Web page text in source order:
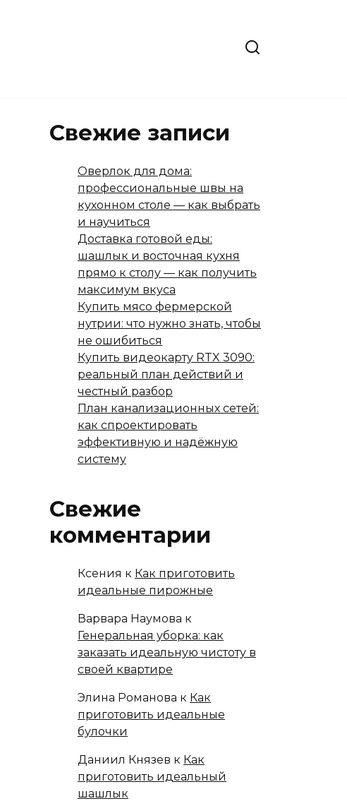
Свежие записи
Оверлок для дома:
профессиональные швы на
кухонном столе — как выбрать
и научиться
Доставка готовой еды:
шашлык и восточная кухня
прямо к столу — как получить
максимум вкуса
Купить мясо фермерской
нутрии: что нужно знать, чтобы
не ошибиться
Купить видеокарту RTX 3090:
реальный план действий и
честный разбор
План канализационных сетей:
как спроектировать
эффективную и надёжную
систему
Свежие
комментарии
Ксения к Как приготовить
идеальные пирожные
Варвара Наумова к
Генеральная уборка: как
заказать идеальную чистоту в
своей квартире
Элина Романова к Как
приготовить идеальные
булочки
Даниил Князев к Как
приготовить идеальный
шашлык